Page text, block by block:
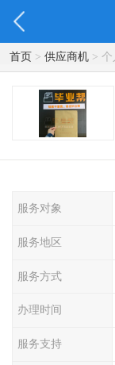
首页> 供应商机> 个
服务对象
服务地区
服务方式
办理时间
服务支持